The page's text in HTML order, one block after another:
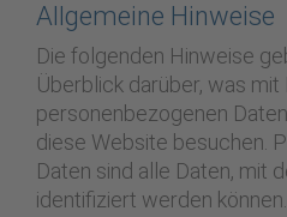
Allgemeine Hinweise
Die folgenden Hinweise
Überblick darüber, was mit
personenbezogenen
diese Website besuchen.
Daten sind alle Daten, mit
identifiziert werden